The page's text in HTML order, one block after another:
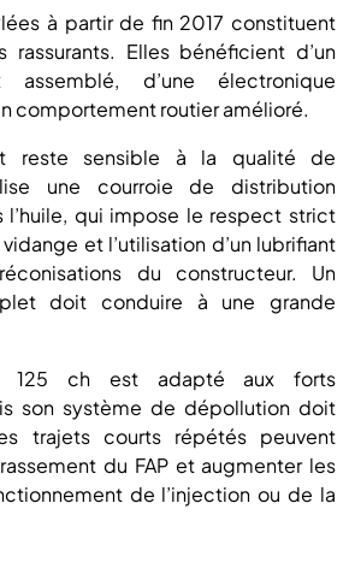
à partir de fin 2017 constituent
Elles bénéficient d’un
assemblé, d’une électronique
comportement routier amélioré.
reste sensible à la qualité de
une courroie de distribution
l’huile, qui impose le respect strict
et l’utilisation d’un lubrifiant
du constructeur. Un
doit conduire à une grande
125 ch est adapté aux forts
son système de dépollution doit
trajets courts répétés peuvent
du FAP et augmenter les
de l’injection ou de la